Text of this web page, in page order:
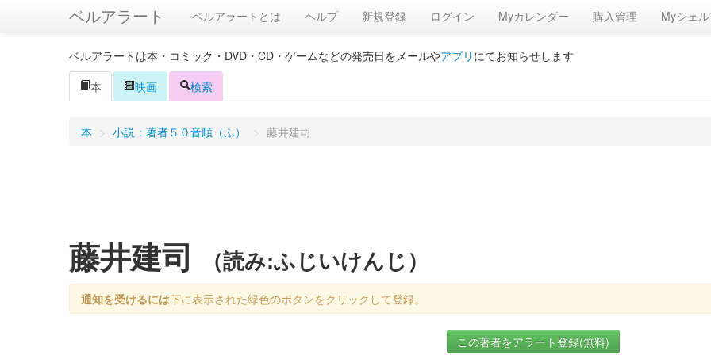
ベルアラート ベルアラートとは ヘルプ 新規登録 ログイン Myカレンダー 購入管理 Myシェル
ベルアラートは本・コミック・DVD・CD・ゲームなどの発売日をメールやアプリ にてお知らせします
本
映画 検索
本 > 小説：著者５０音順（ふ） > 藤井建司
藤井建司 （読み:ふじいけんじ）
通知を受けるには下に表示された緑色のボタンをクリックして登録。
この著者をアラート登録(無料)